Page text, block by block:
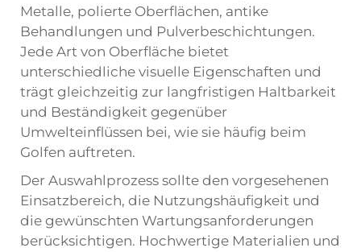
Metalle, polierte Oberflächen, antike
Behandlungen und Pulverbeschichtungen.
Jede Art von Oberfläche bietet
unterschiedliche visuelle Eigenschaften und
trägt gleichzeitig zur langfristigen Haltbarkeit
und Beständigkeit gegenüber
Umwelteinflüssen bei, wie sie häufig beim
Golfen auftreten.
Der Auswahlprozess sollte den vorgesehenen
Einsatzbereich, die Nutzungshäufigkeit und
die gewünschten Wartungsanforderungen
berücksichtigen. Hochwertige Materialien und